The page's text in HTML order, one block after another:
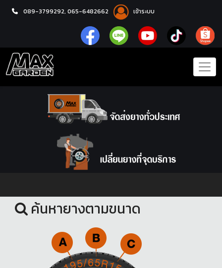
089-3799292, 065-6482662 เข้าระบบ
หน้าแรก
ค้นหายางตามขนาด